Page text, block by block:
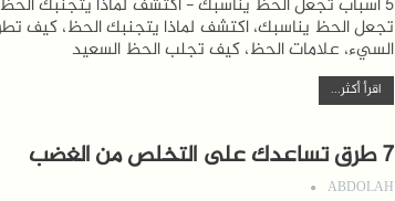
تجعل الحظ يناسبك، اكتشف لماذا يتجنبك الحظ، كيف
السيء، علامات الحظ، كيف تجلب الحظ السعيد
اقرأ أكثر...
7 طرق تساعدك على التخلص من الغضب
ABDOLAH